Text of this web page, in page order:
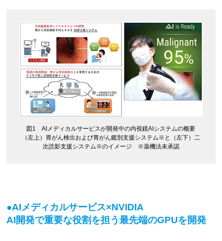
図1 AIメディカルサービスが開発中の内視鏡AIシステムの概要
（左上）胃がん検出および胃がん鑑別支援システム※と（左下）二
次読影支援システム※のイメージ ※薬機法未承認
●AIメディカルサービス×NVIDIA
AI開発で重要な役割を担う最先端のGPUを開発